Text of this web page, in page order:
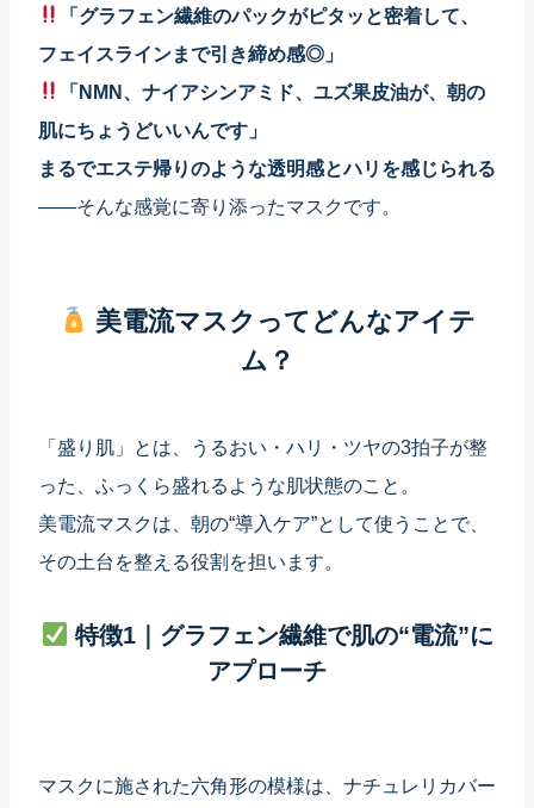
「グラフェン繊維のパックがピタッと密着して、
フェイスラインまで引き締め感◎」
「NMN、ナイアシンアミド、ユズ果皮油が、朝の
肌にちょうどいいんです」
まるでエステ帰りのような透明感とハリを感じられる
——そんな感覚に寄り添ったマスクです。
美電流マスクってどんなアイテ
ム？
「盛り肌」とは、うるおい・ハリ・ツヤの3拍子が整
った、ふっくら盛れるような肌状態のこと。
美電流マスクは、朝の“導入ケア”として使うことで、
その土台を整える役割を担います。
特徴1｜グラフェン繊維で肌の“電流”に
アプローチ
マスクに施された六角形の模様は、ナチュレリカバー